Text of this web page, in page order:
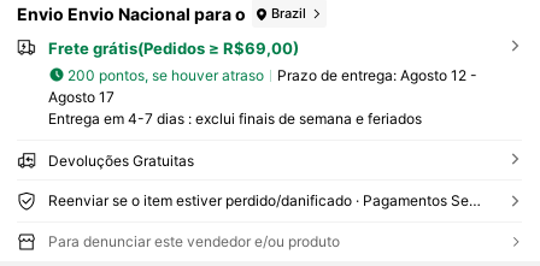
Envio Envio Nacional para o Brazil
Frete grátis(Pedidos ≥ R$69,00)
200 pontos, se houver atraso Prazo de entrega: Agosto 12 -
Agosto 17
Entrega em 4-7 dias : exclui finais de semana e feriados
Devoluções Gratuitas
Reenviar se o item estiver perdido/danificado · Pagamentos Seguros · Proteção de privacidade
Para denunciar este vendedor e/ou produto